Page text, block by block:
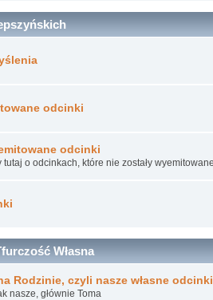
odcinki
odcinki
tutaj o odcinkach, które nie zostały
Własna
Rodzinie, czyli nasze własne odcinki
nasze, głównie Toma